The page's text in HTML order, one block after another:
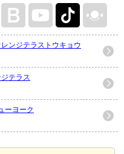
ンジテラストウキョウ
テラス
ーヨーク